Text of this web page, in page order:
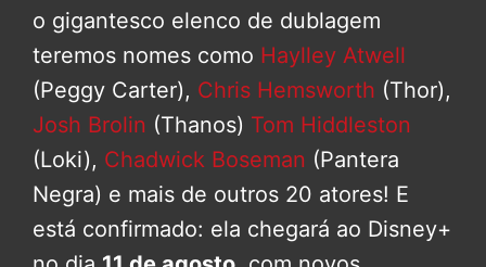
o gigantesco elenco de dublagem
teremos nomes como Haylley Atwell
(Peggy Carter), Chris Hemsworth (Thor),
Josh Brolin (Thanos) Tom Hiddleston
(Loki), Chadwick Boseman (Pantera
Negra) e mais de outros 20 atores! E
está confirmado: ela chegará ao Disney+